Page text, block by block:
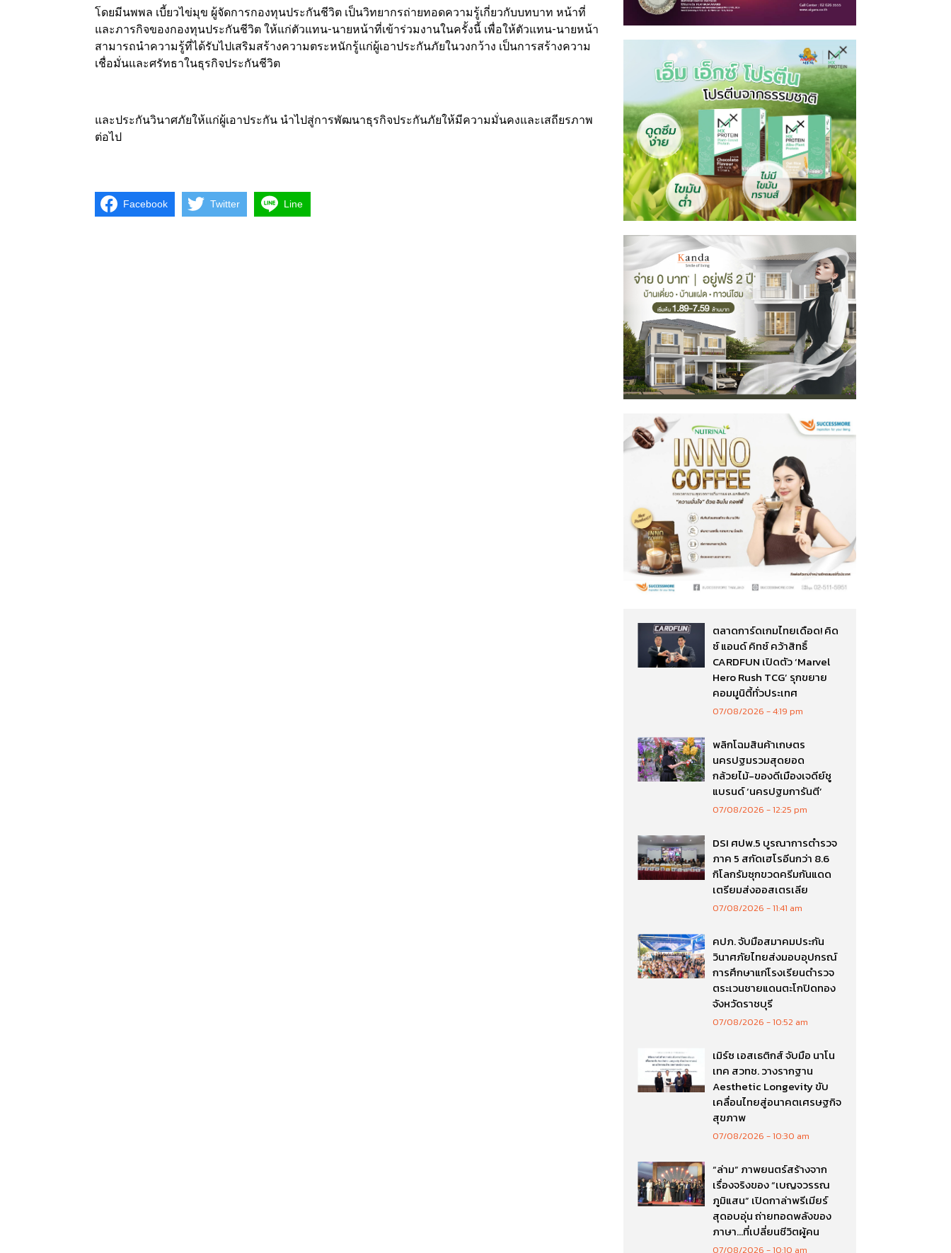
โดยมีนพพล เบี้ยวไข่มุข ผู้จัดการกองทุนประกันชีวิต เป็นวิทยากรถ่ายทอดความรู้เกี่ยวกับบทบาท หน้าที่
และภารกิจของกองทุนประกันชีวิต ให้แก่ตัวแทน-นายหน้าที่เข้าร่วมงานในครั้งนี้ เพื่อให้ตัวแทน-นายหน้า
สามารถนำความรู้ที่ได้รับไปเสริมสร้างความตระหนักรู้แก่ผู้เอาประกันภัยในวงกว้าง เป็นการสร้างความ
เชื่อมั่นและศรัทธาในธุรกิจประกันชีวิต
และประกันวินาศภัยให้แก่ผู้เอาประกัน นำไปสู่การพัฒนาธุรกิจประกันภัยให้มีความมั่นคงและเสถียรภาพ
ต่อไป
Facebook Twitter Line
ตลาดการ์ดเกมไทยเดือด! คิด
ซ์ แอนด์ คิทซ์ คว้าสิทธิ์
CARDFUN เปิดตัว ‘Marvel
Hero Rush TCG’ รุกขยาย
คอมมูนิตี้ทั่วประเทศ
07/08/2026 4:19 pm
พลิกโฉมสินค้าเกษตร
นครปฐมรวมสุดยอด
กล้วยไม้-ของดีเมืองเจดีย์ชู
แบรนด์ ‘นครปฐมการันตี’
07/08/2026 12:25 pm
DSI ศปพ.5 บูรณาการตำรวจ
ภาค 5 สกัดเฮโรอีนกว่า 8.6
กิโลกรัมซุกขวดครีมกันแดด
เตรียมส่งออสเตรเลีย
07/08/2026 11:41 am
คปภ. จับมือสมาคมประกัน
วินาศภัยไทยส่งมอบอุปกรณ์
การศึกษาแก่โรงเรียนตำรวจ
ตระเวนชายแดนตะโกปิดทอง
จังหวัดราชบุรี
07/08/2026 10:52 am
เมิร์ซ เอสเธติกส์ จับมือ นาโน
เทค สวทช. วางรากฐาน
Aesthetic Longevity ขับ
เคลื่อนไทยสู่อนาคตเศรษฐกิจ
สุขภาพ
07/08/2026 10:30 am
“ล่าม” ภาพยนตร์สร้างจาก
เรื่องจริงของ “เบญจวรรณ
ภูมิแสน” เปิดกาล่าพรีเมียร์
สุดอบอุ่น ถ่ายทอดพลังของ
ภาษา…ที่เปลี่ยนชีวิตผู้คน
07/08/2026 10:10 am